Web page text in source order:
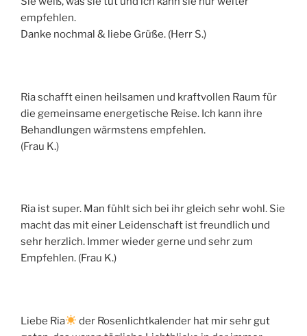
empfehlen.
Danke nochmal & liebe Grüße. (Herr S.)
Ria schafft einen heilsamen und kraftvollen Raum für
die gemeinsame energetische Reise. Ich kann ihre
Behandlungen wärmstens empfehlen.
(Frau K.)
Ria ist super. Man fühlt sich bei ihr gleich sehr wohl. Sie
macht das mit einer Leidenschaft ist freundlich und
sehr herzlich. Immer wieder gerne und sehr zum
Empfehlen. (Frau K.)
Liebe Ria
der Rosenlichtkalender hat mir sehr gut